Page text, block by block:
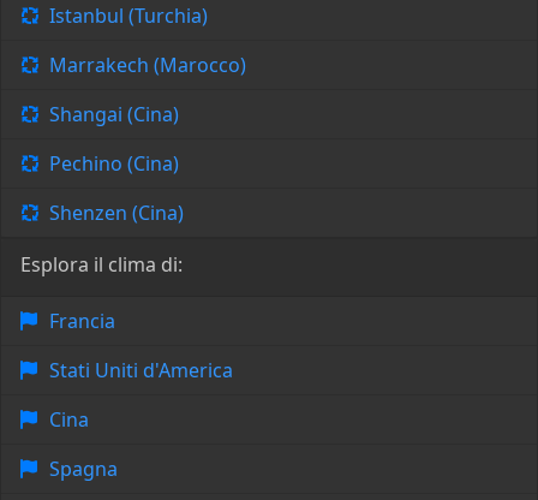
Istanbul (Turchia)
Marrakech (Marocco)
Shangai (Cina)
Pechino (Cina)
Shenzen (Cina)
Esplora il clima di:
Francia
Stati Uniti d'America
Cina
Spagna